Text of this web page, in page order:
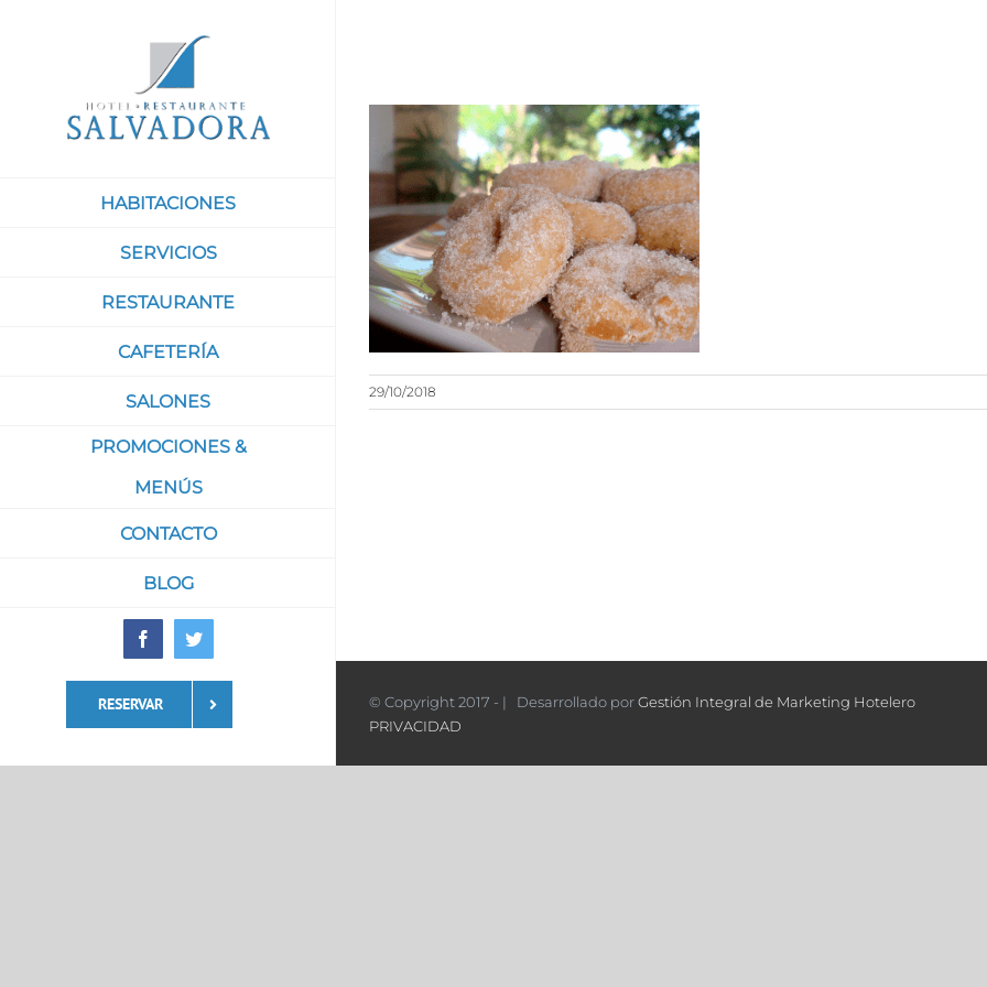
HABITACIONES
SERVICIOS
RESTAURANTE
CAFETERÍA
SALONES
PROMOCIONES &
MENÚS
CONTACTO
BLOG
FacebookTwitter
RESERVAR
29/10/2018
© Copyright 2017 - | Desarrollado porGestión Integral de Marketing Hotelero
PRIVACIDAD